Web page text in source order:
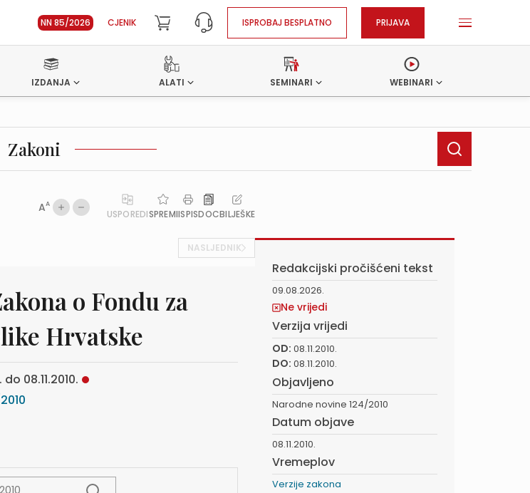
NN 85/2026 CJENIK ISPROBAJ BESPLATNO PRIJAVA
IZDANJA ALATI SEMINARI WEBINARI
Zakoni
AA
USPOREDISPREMIISPISDOCBILJEŠKE
NASLJEDNIK
o Fondu za
Hrvatske
08.11.2010.
Redakcijski pročišćeni tekst
09.08.2026.
Ne vrijedi
Verzija vrijedi
OD: 08.11.2010.
DO: 08.11.2010.
Objavljeno
Narodne novine 124/2010
Datum objave
08.11.2010.
Vremeplov
Verzije zakona